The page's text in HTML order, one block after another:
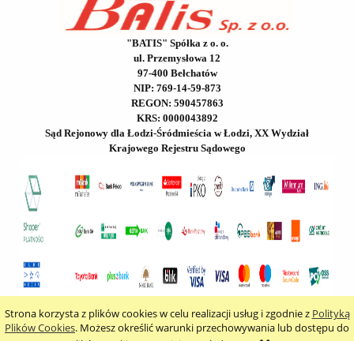
Strona korzysta z plików cookies w celu realizacji usług i zgodnie z Polityką
Plików Cookies. Możesz określić warunki przechowywania lub dostępu do
"BATIS" Spółka z o. o.
ul. Przemysłowa 12
97-400 Bełchatów
NIP: 769-14-59-873
REGON: 590457863
KRS: 0000043892
Sąd Rejonowy dla Łodzi-Śródmieścia w Łodzi, XX Wydział
Krajowego Rejestru Sądowego
pokaż pełną wersję strony